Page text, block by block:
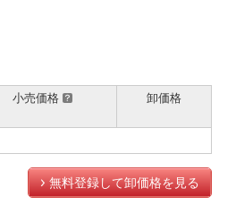
小売価格 卸価格
無料登録して卸価格を見る